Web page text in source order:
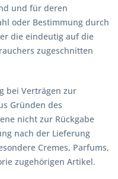
und für deren
oder Bestimmung durch
die eindeutig auf die
zugeschnitten
bei Verträgen zur
Gründen des
nicht zur Rückgabe
nach der Lieferung
Cremes, Parfums,
zugehörigen Artikel.